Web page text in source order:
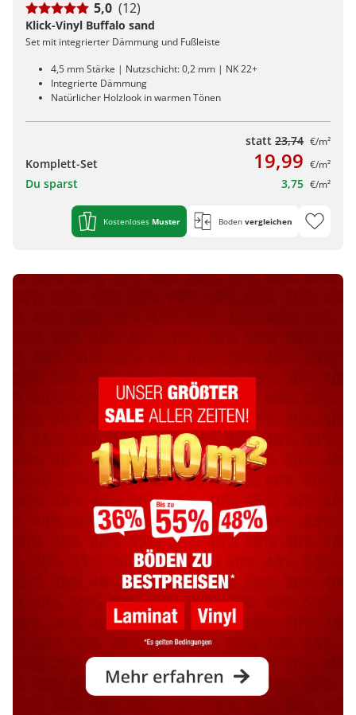
5,0 (12)
Klick-Vinyl Buffalo sand
Set mit integrierter Dämmung und Fußleiste
4,5 mm Stärke | Nutzschicht: 0,2 mm | NK 22+
Integrierte Dämmung
Natürlicher Holzlook in warmen Tönen
statt 23,74 €/m²
Komplett-Set 19,99 €/m²
Du sparst 3,75 €/m²
Kostenloses Muster Boden vergleichen